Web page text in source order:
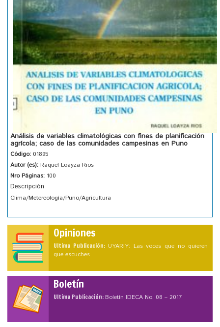
Análisis de variables climatológicas con fines de planificación
agrícola; caso de las comunidades campesinas en Puno
Código: 01895
Autor (es): Raquel Loayza Rios
Nro Páginas: 100
Descripción
Clima/Metereología/Puno/Agricultura
Opiniones
Ultima Publicación: UYARIY: Las voces que no quieren
que escuches
Boletín
Ultima Publicación:Boletín IDECA No. 08 – 2017